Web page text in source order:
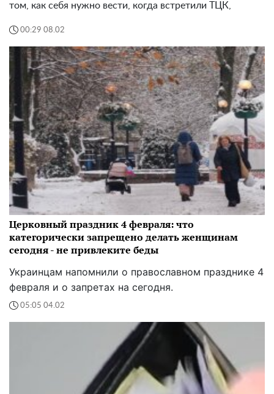
том, как себя нужно вести, когда встретили ТЦК,
00:29 08.02
Церковный праздник 4 февраля: что
категорически запрещено делать женщинам
сегодня - не привлеките беды
Украинцам напомнили о православном празднике 4
февраля и о запретах на сегодня.
05:05 04.02